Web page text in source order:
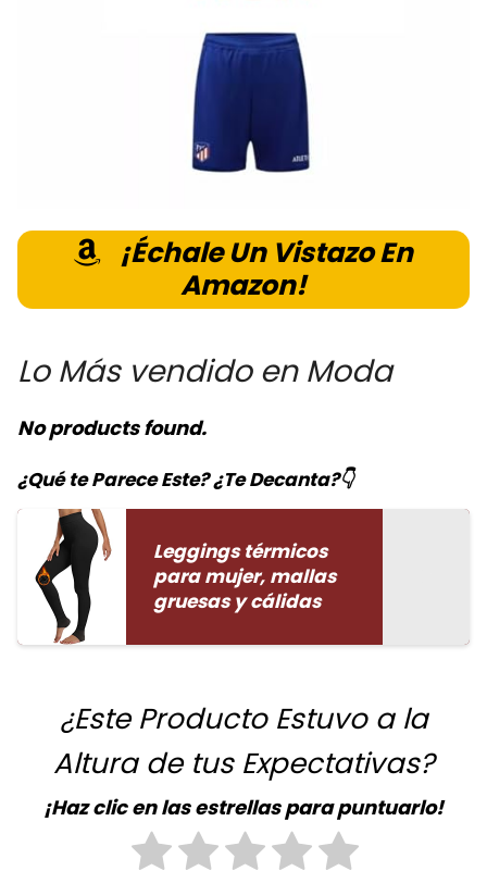
¡Échale Un Vistazo En
Amazon!
Lo Más vendido en Moda
No products found.
¿Qué te Parece Este? ¿Te Decanta?👇
Leggings térmicos
para mujer, mallas
gruesas y cálidas
¿Este Producto Estuvo a la
Altura de tus Expectativas?
¡Haz clic en las estrellas para puntuarlo!